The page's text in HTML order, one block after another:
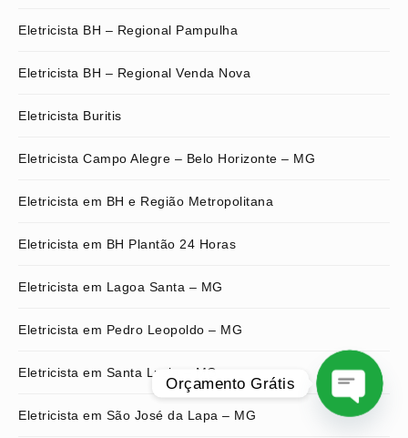
Eletricista BH – Regional Pampulha
Eletricista BH – Regional Venda Nova
Eletricista Buritis
Eletricista Campo Alegre – Belo Horizonte – MG
Eletricista em BH e Região Metropolitana
Eletricista em BH Plantão 24 Horas
Eletricista em Lagoa Santa – MG
Eletricista em Pedro Leopoldo – MG
Eletricista em Santa Luzia – MG
Eletricista em São José da Lapa – MG
Orçamento Grátis